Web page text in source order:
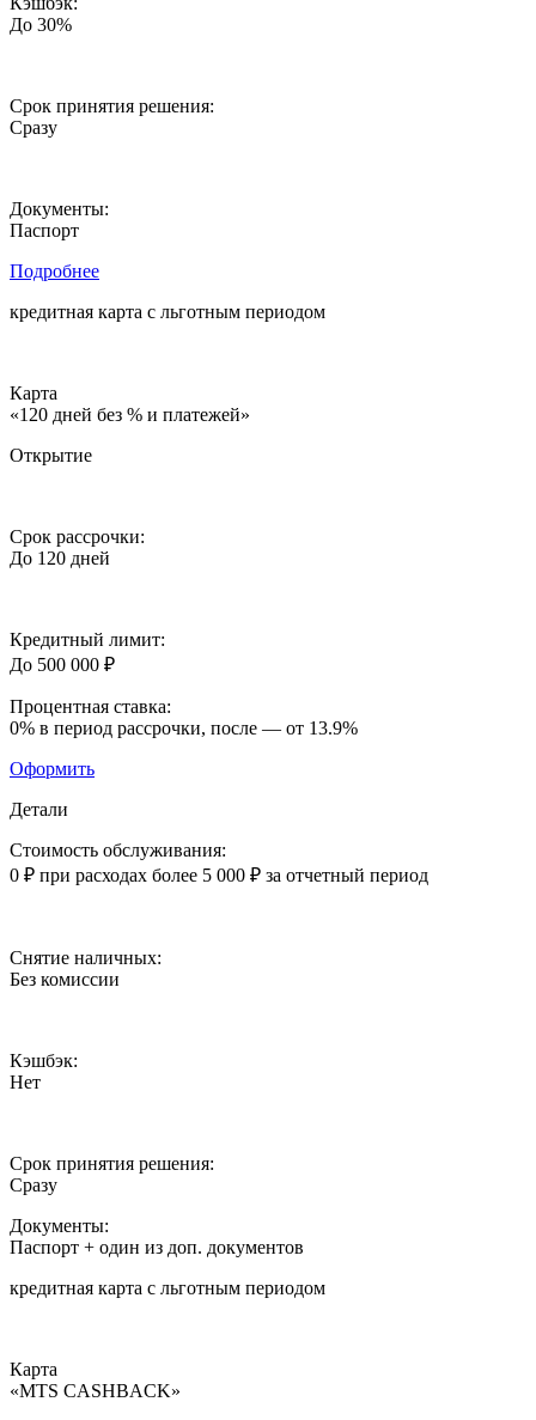
До 30%
Срок принятия решения:
Сразу
Документы:
Паспорт
Подробнее
кредитная карта c льготным периодом
Карта
«120 дней без % и платежей»
Открытие
Срок рассрочки:
До 120 дней
Кредитный лимит:
До 500 000 ₽
Процентная ставка:
0% в период рассрочки, после — от 13.9%
Оформить
Детали
Стоимость обслуживания:
0 ₽ при расходах более 5 000 ₽ за отчетный период
Снятие наличных:
Без комиссии
Кэшбэк:
Нет
Срок принятия решения:
Сразу
Документы:
Паспорт + один из доп. документов
кредитная карта c льготным периодом
Карта
«MTS CASHBACK»